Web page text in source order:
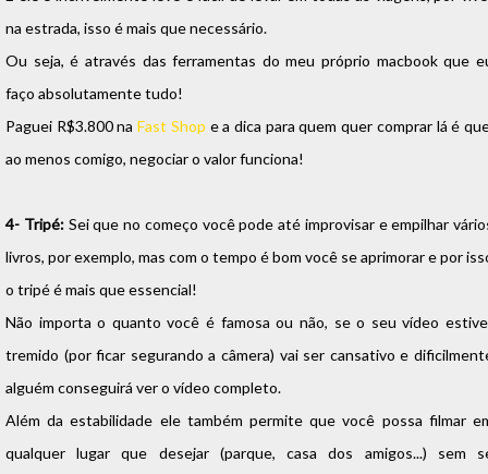
na estrada, isso é mais que necessário.
Ou seja, é através das ferramentas do meu próprio macbook que
faço absolutamente tudo!
Paguei R$3.800 naFast Shop e a dica para quem quer comprar lá é
ao menos comigo, negociar o valor funciona!
4- Tripé:Sei que no começo você pode até improvisar e empilhar
livros, por exemplo, mas com o tempo é bom você se aprimorar e por
o tripé é mais que essencial!
Não importa o quanto você é famosa ou não, se o seu vídeo
tremido (por ficar segurando a câmera) vai ser cansativo e
alguém conseguirá ver o vídeo completo.
Além da estabilidade ele também permite que você possa filmar
qualquer lugar que desejar (parque, casa dos amigos...) sem